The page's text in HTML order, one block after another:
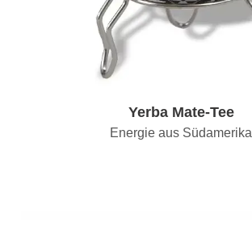
Yerba Mate-Tee
Energie aus Südamerika